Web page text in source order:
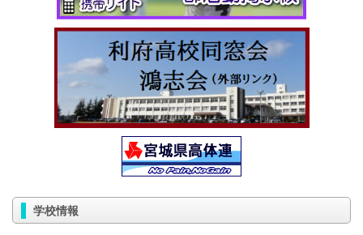
学校情報